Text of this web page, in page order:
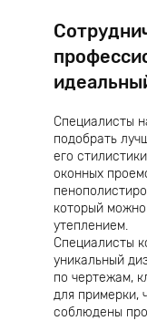
Специалисты
подобрать
его
оконных
который
утеплением.
Специалисты
уникальный
по чертежам,
для примерки,
соблюдены